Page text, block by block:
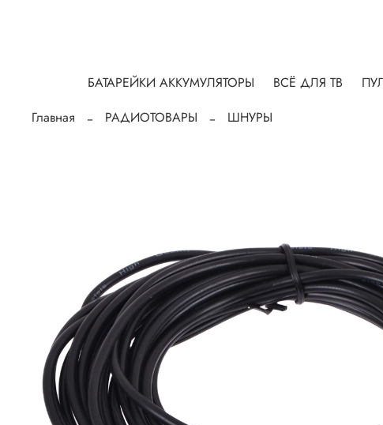
БАТАРЕЙКИ АККУМУЛЯТОРЫ ВСЁ ДЛЯ ТВ
Главная
РАДИОТОВАРЫ ШНУРЫ